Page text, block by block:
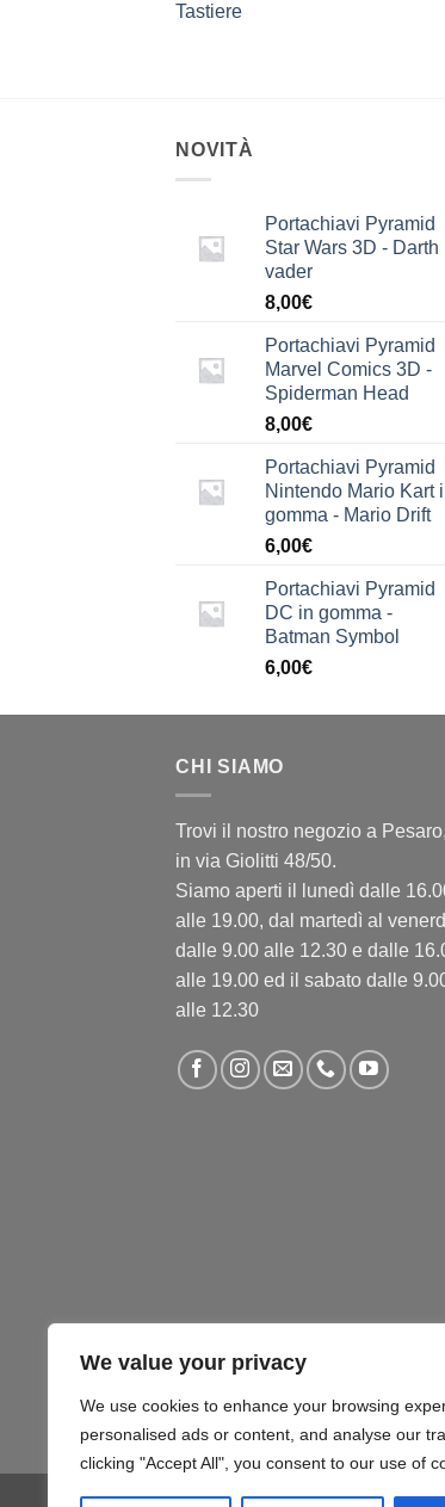
We value your privacy
We use cookies to enhance your browsing
personalised ads or content, and analyse our
clicking "Accept All", you consent to our use of
Tastiere
NOVITÀ
Portachiavi Pyramid
Star Wars 3D - Darth
vader
8,00€
Portachiavi Pyramid
Marvel Comics 3D -
Spiderman Head
8,00€
Portachiavi Pyramid
Nintendo Mario Kart
gomma - Mario Drift
6,00€
Portachiavi Pyramid
DC in gomma -
Batman Symbol
6,00€
CHI SIAMO
Trovi il nostro negozio a Pesaro,
in via Giolitti 48/50.
Siamo aperti il lunedì dalle
alle 19.00, dal martedì al
dalle 9.00 alle 12.30 e dalle
alle 19.00 ed il sabato dalle
alle 12.30
COMPUTER – TABLET –